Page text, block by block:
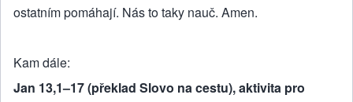
ostatním pomáhají. Nás to taky nauč. Amen.
Kam dále
Jan 13,1–17 (překlad Slovo na cestu), aktivita pro